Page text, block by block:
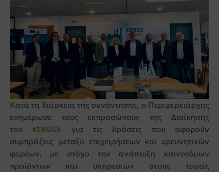
Κατά τη διάρκεια της συνάντησης, ο Περιφερειάρχης
ενημέρωσε τους εκπροσώπους της Διοίκησης
του #ΣΒΘΣΕ για τις δράσεις που αφορούν
συμπράξεις μεταξύ επιχειρήσεων και ερευνητικών
φορέων, με στόχο την ανάπτυξη καινοτόμων
προϊόντων και υπηρεσιών στους τομείς